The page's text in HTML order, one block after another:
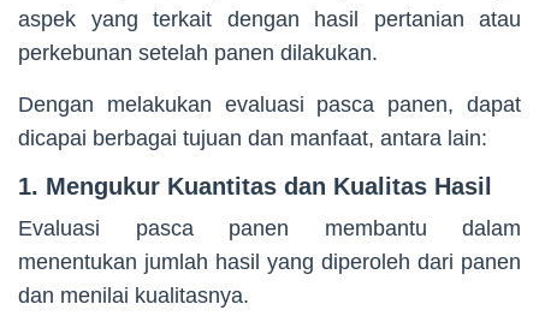
aspek yang terkait dengan hasil pertanian atau
perkebunan setelah panen dilakukan.
Dengan melakukan evaluasi pasca panen, dapat
dicapai berbagai tujuan dan manfaat, antara lain:
1. Mengukur Kuantitas dan Kualitas Hasil
Evaluasi pasca panen membantu dalam
menentukan jumlah hasil yang diperoleh dari panen
dan menilai kualitasnya.